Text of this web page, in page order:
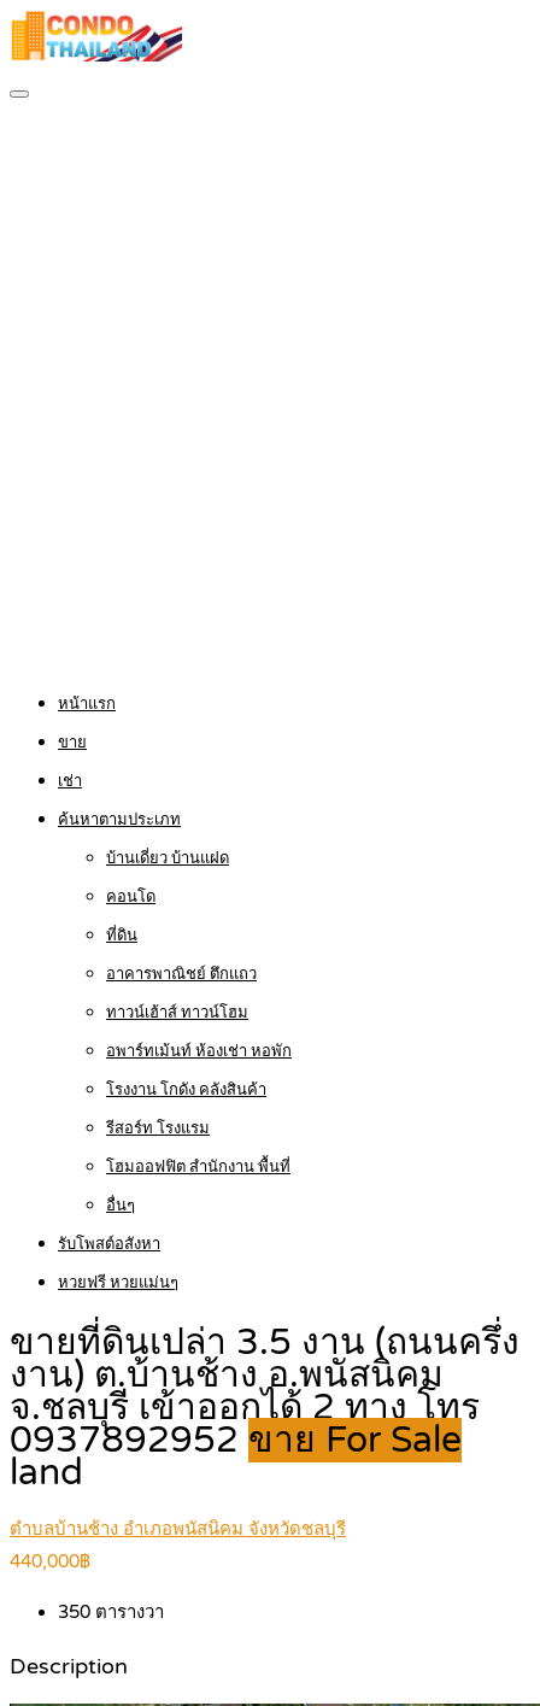
หน้าแรก
ขาย
เช่า
ค้นหาตามประเภท
บ้านเดี่ยว บ้านแฝด
คอนโด
ที่ดิน
อาคารพาณิชย์ ตึกแถว
ทาวน์เฮ้าส์ ทาวน์โฮม
อพาร์ทเม้นท์ ห้องเช่า หอพัก
โรงงาน โกดัง คลังสินค้า
รีสอร์ท โรงแรม
โฮมออฟฟิต สำนักงาน พื้นที่
อื่นๆ
รับโพสต์อสังหา
หวยฟรี หวยแม่นๆ
ขายที่ดินเปล่า 3.5 งาน (ถนนครึ่ง
งาน) ต.บ้านช้าง อ.พนัสนิคม
จ.ชลบุรี เข้าออกได้ 2 ทาง โทร
0937892952 ขาย For Sale
land
ตำบลบ้านช้าง อำเภอพนัสนิคม จังหวัดชลบุรี
440,000฿
350 ตารางวา
Description